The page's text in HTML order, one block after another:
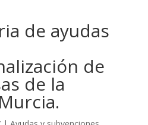
de ayudas
de
de la